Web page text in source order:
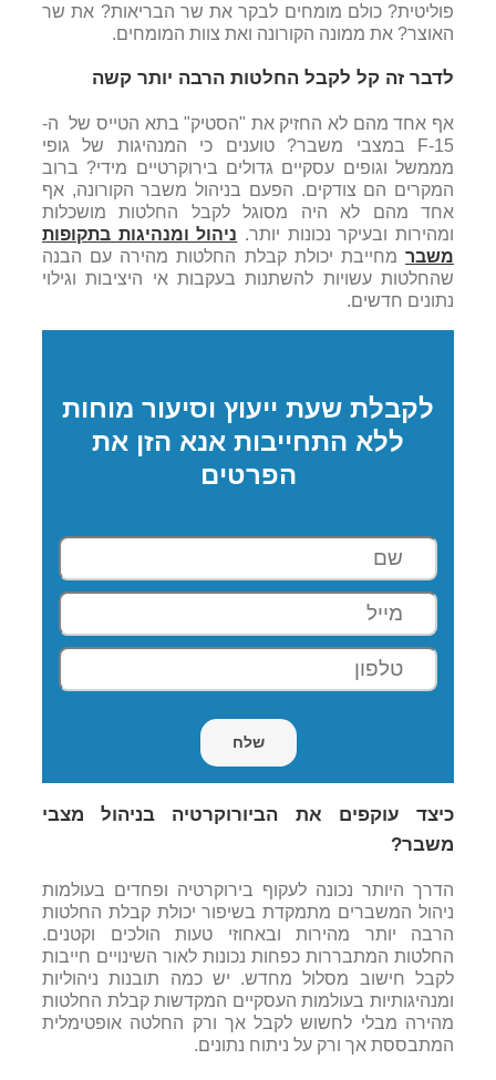
פוליטית? כולם מומחים לבקר את שר הבריאות? את שר
האוצר? את ממונה הקורונה ואת צוות המומחים.
לדבר זה קל לקבל החלטות הרבה יותר קשה
אף אחד מהם לא החזיק את "הסטיק" בתא הטייס של ה-
F-15 במצבי משבר? טוענים כי המנהיגות של גופי
מממשל וגופים עסקיים גדולים בירוקרטיים מידי? ברוב
המקרים הם צודקים. הפעם בניהול משבר הקורונה, אף
אחד מהם לא היה מסוגל לקבל החלטות מושכלות
ומהירות ובעיקר נכונות יותר. ניהול ומנהיגות בתקופות
משבר מחייבת יכולת קבלת החלטות מהירה עם הבנה
שהחלטות עשויות להשתנות בעקבות אי היציבות וגילוי
נתונים חדשים.
לקבלת שעת ייעוץ וסיעור מוחות
ללא התחייבות אנא הזן את
הפרטים
כיצד עוקפים את הביורוקרטיה בניהול מצבי
משבר?
הדרך היותר נכונה לעקוף בירוקרטיה ופחדים בעולמות
ניהול המשברים מתמקדת בשיפור יכולת קבלת החלטות
הרבה יותר מהירות ובאחוזי טעות הולכים וקטנים.
החלטות המתבררות כפחות נכונות לאור השינויים חייבות
לקבל חישוב מסלול מחדש. יש כמה תובנות ניהוליות
ומנהיגותיות בעולמות העסקיים המקדשות קבלת החלטות
מהירה מבלי לחשוש לקבל אך ורק החלטה אופטימלית
המתבססת אך ורק על ניתוח נתונים.